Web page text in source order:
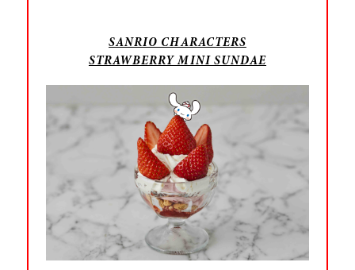
SANRIO CHARACTERS
STRAWBERRY MINI SUNDAE